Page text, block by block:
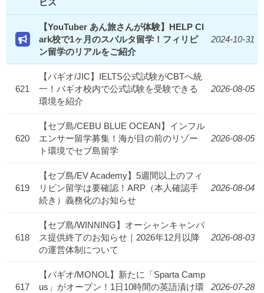
ビス
【YouTuber あん旅さんが体験】HELP Cl
ark校で1ヶ月のスパルタ留学！フィリピ
ン留学のリアルをご紹介
2024-10-31
621
【バギオ/JIC】IELTS公式試験がCBTへ統
一！バギオ校内で公式試験を受験できる
環境を紹介
2026-08-05
620
【セブ島/CEBU BLUE OCEAN】インフル
エンサー留学募集！海が目の前のリゾー
ト環境でセブ島留学
2026-08-05
619
【セブ島/EV Academy】5週間以上のフィ
リピン留学は要確認！ARP（本人確認手
続き）義務化のお知らせ
2026-08-04
618
【セブ島/WINNING】オーシャンキャンパ
ス提供終了のお知らせ｜2026年12月以降
の運営体制について
2026-08-03
617
【バギオ/MONOL】新たに「Sparta Camp
us」がオープン！1日10時間の英語漬け環
2026-07-28